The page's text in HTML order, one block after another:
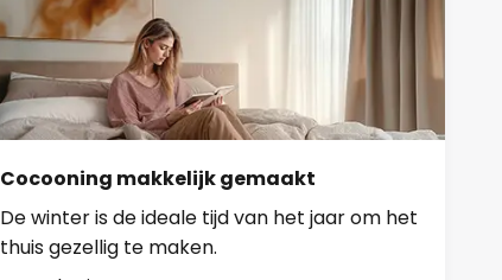
Cocooning makkelijk gemaakt
De winter is de ideale tijd van het jaar om het
thuis gezellig te maken.